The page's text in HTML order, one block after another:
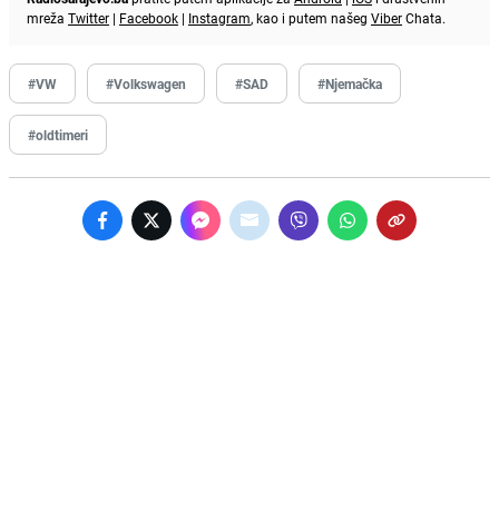
mreža Twitter | Facebook | Instagram, kao i putem našeg ViberChata.
#VW #Volkswagen #SAD #Njemačka
#oldtimeri